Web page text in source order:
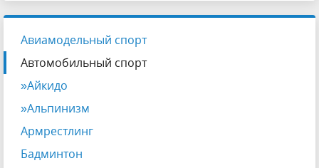
Авиамодельный спорт
Автомобильный спорт
»Айкидо
»Альпинизм
Армрестлинг
Бадминтон